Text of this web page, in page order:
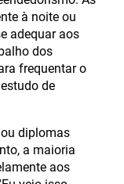
à noite ou
adequar aos
dos
frequentar o
de
diplomas
a maioria
aos